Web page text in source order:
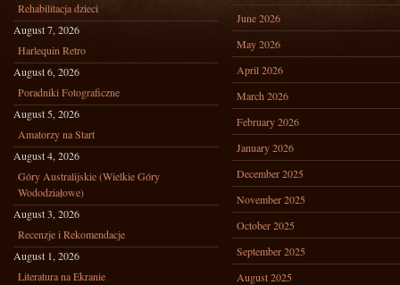
Rehabilitacja dzieci
August 7, 2026
Harlequin Retro
August 6, 2026
Poradniki Fotograficzne
August 5, 2026
Amatorzy na Start
August 4, 2026
Góry Australijskie (Wielkie Góry
Wododziałowe)
August 3, 2026
Recenzje i Rekomendacje
August 1, 2026
Literatura na Ekranie
June 2026
May 2026
April 2026
March 2026
February 2026
January 2026
December 2025
November 2025
October 2025
September 2025
August 2025